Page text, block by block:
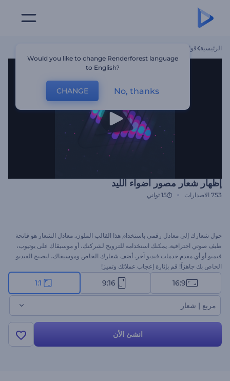
الرئيسية قوالب
إظهار شعار مصور أضواء الليد
753 الاصدارات 15 ثواني
حول شعارك إلى معادل رقمي باستخدام هذا القالب الملون. معادل الشعار هو فاتحة
طيف صوتي احترافية. يمكنك استخدامه للترويج لشركتك، أو موسيقاك على يوتيوب،
فيميو أو أي مقدم خدمات فيديو آخر. أضف شعارك الخاص وموسيقاك، ليصبح الفيديو
الخاص بك جاهزاً! قم بإثارة إعجاب عملائك وتميز!
16:9
9:16
1:1
مربع | شعار
انشئ الأن
Would you like to change Renderforest language
to English?
CHANGE No, thanks